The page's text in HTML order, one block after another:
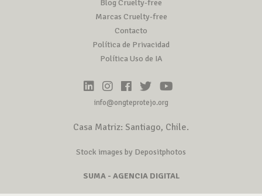
Blog Cruelty-free
Marcas Cruelty-free
Contacto
Política de Privacidad
Política Uso de IA
info@ongteprotejo.org
Casa Matriz: Santiago, Chile.
Stock images by Depositphotos
SUMA - AGENCIA DIGITAL